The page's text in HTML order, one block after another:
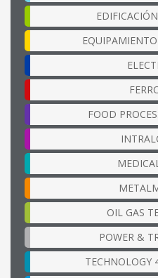
FOOD
OIL GAS
POWER &
TECHNOLOGY